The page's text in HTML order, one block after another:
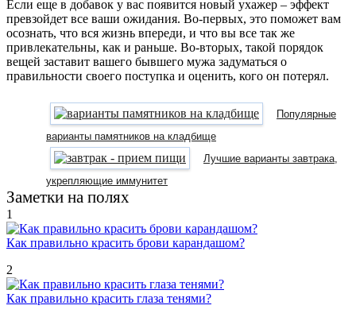
Если еще в добавок у вас появится новый ухажер – эффект
превзойдет все ваши ожидания. Во-первых, это поможет вам
осознать, что вся жизнь впереди, и что вы все так же
привлекательны, как и раньше. Во-вторых, такой порядок
вещей заставит вашего бывшего мужа задуматься о
правильности своего поступка и оценить, кого он потерял.
Популярные
варианты памятников на кладбище
Лучшие варианты завтрака,
укрепляющие иммунитет
Заметки на полях
1
Как правильно красить брови карандашом?
2
Как правильно красить глаза тенями?